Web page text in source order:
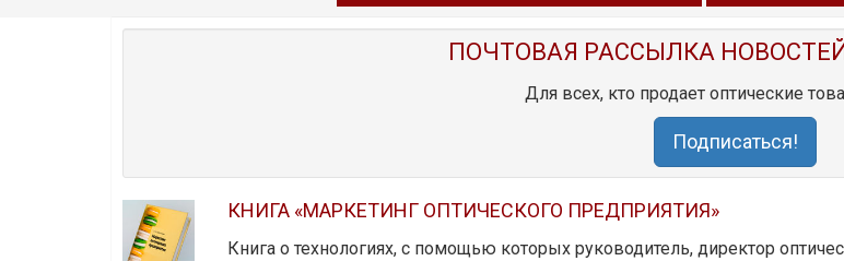
ПОЧТОВАЯ РАССЫЛКА НОВОСТЕЙ
Для всех, кто продает оптические
Подписаться!
КНИГА «МАРКЕТИНГ ОПТИЧЕСКОГО ПРЕДПРИЯТИЯ»
Книга о технологиях, с помощью которых руководитель, директор